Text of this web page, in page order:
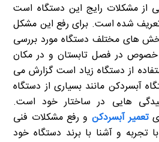
از مشکلات رایج این دستگاه است
شده است. برای رفع این مشکل
های مختلف دستگاه مورد بررسی
خصوص در فصل تابستان و در مکان
از دستگاه زیاد است گزارش می
آبسردکن مانند بسیاری از دستگاه
هایی در ساختار خود است.
تعمیر آبسردکن و رفع مشکلات فنی
تجربه و آشنا با برند دستگاه خود